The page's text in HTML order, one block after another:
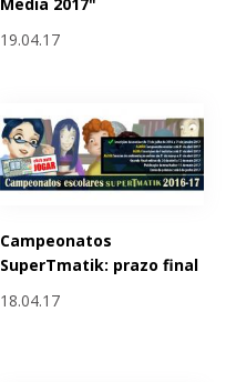
Media 2017"
19.04.17
Campeonatos
SuperTmatik: prazo final
18.04.17